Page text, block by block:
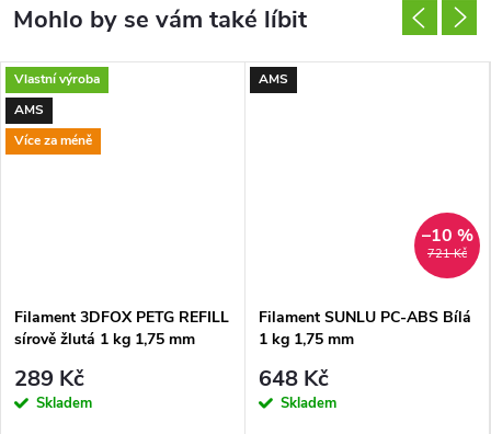
Vlastní výroba
AMS
Více za méně
Filament 3DFOX PETG REFILL
sírově žlutá 1 kg 1,75 mm
289 Kč
Skladem
AMS
721 Kč
–10 %
Filament SUNLU PC-ABS Bílá
1 kg 1,75 mm
648 Kč
Skladem